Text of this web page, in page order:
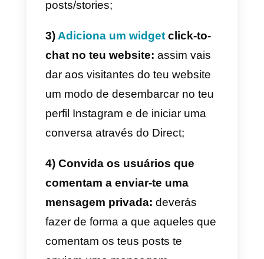
venda, sobretudo porque, por si
só, não é extremamente
necessário ter um website à
disposição para poder finalizar
vendas.
Para iniciar é necessário um feed
bem fornecido de conteúdos de
qualidade, comprodutos bem
visíveis, mostrando as suas